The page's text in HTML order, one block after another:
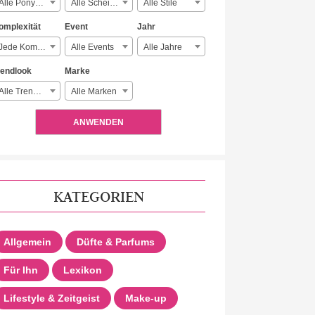
Alle Ponyarten Alle Scheitelarten Alle Stile
Jede Komplexität
Event
Alle Events
Jahr
Alle Jahre
Alle Trendlooks
Marke
Alle Marken
ANWENDEN
KATEGORIEN
Allgemein Düfte & Parfums
Für Ihn Lexikon
Lifestyle & Zeitgeist Make-up